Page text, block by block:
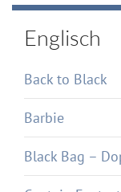
Englisch
Back to Black
Barbie
Black Bag –